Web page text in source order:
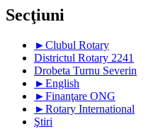
Secţiuni
►Clubul Rotary
Districtul Rotary 2241
Drobeta Turnu Severin
►English
►Finanţare ONG
►Rotary International
Ştiri